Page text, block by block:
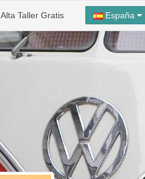
Alta Taller Gratis España